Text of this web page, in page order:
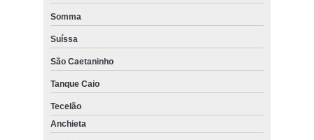
Somma
Suíssa
São Caetaninho
Tanque Caio
Tecelão
Anchieta